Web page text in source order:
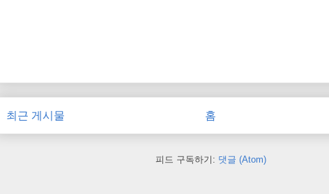
최근 게시물 홈
피드 구독하기: 댓글 (Atom)